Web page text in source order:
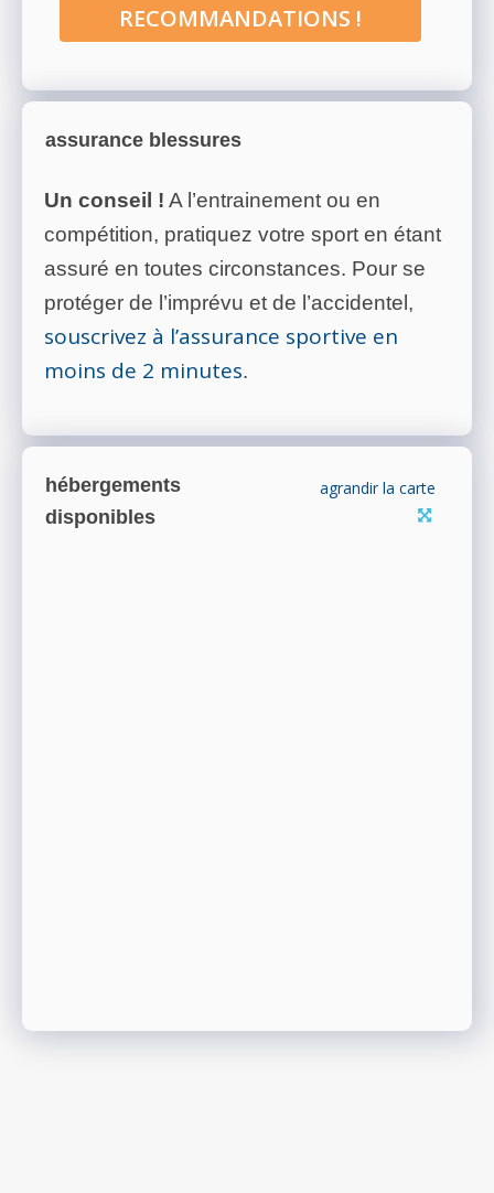
RECOMMANDATIONS !
assurance blessures
Un conseil ! A l’entrainement ou en
compétition, pratiquez votre sport en étant
assuré en toutes circonstances. Pour se
protéger de l’imprévu et de l’accidentel,
souscrivez à l’assurance sportive en
moins de 2 minutes.
hébergements
disponibles
agrandir la carte